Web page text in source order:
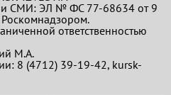
СМИ: ЭЛ № ФС 77-68634 от 9
ответственностью
М.А.
8 (4712) 39-19-42, kursk-